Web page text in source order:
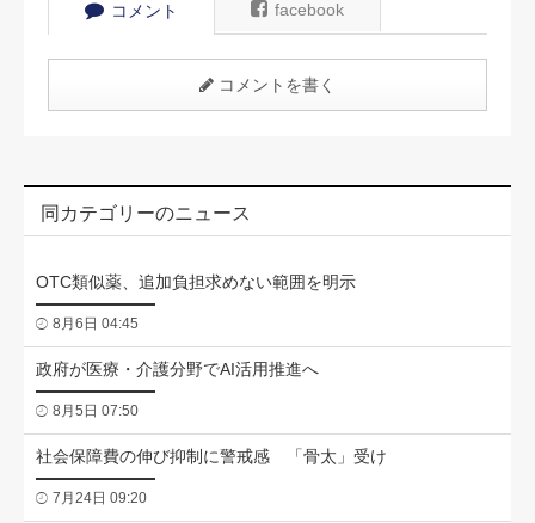
コメント facebook
コメントを書く
同カテゴリーのニュース
OTC類似薬、追加負担求めない範囲を明示
8月6日 04:45
政府が医療・介護分野でAI活用推進へ
8月5日 07:50
社会保障費の伸び抑制に警戒感 「骨太」受け
7月24日 09:20